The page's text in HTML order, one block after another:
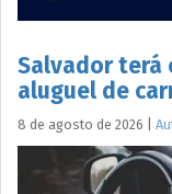
Salvador terá
aluguel de
8 de agosto de 2026